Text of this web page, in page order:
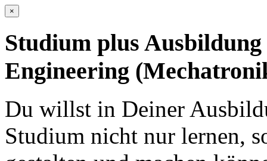
×
Studium plus
Engineering
Du willst in Deiner
Studium nicht nur lernen,